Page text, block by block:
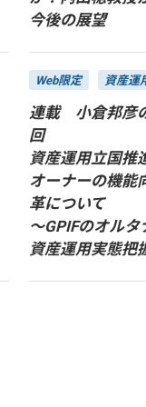
今後の展望
Web限定 資産運
連載 小倉邦彦
回
資産運用立国推
オーナーの機能
革について
～GPIFのオル
資産運用実態把